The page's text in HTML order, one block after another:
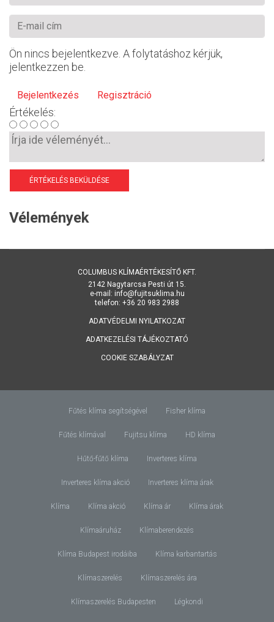
Ön nincs bejelentkezve. A folytatáshoz kérjük,
jelentkezzen be.
Bejelentkezés Regisztráció
Értékelés:
ÉRTÉKELÉS BEKÜLDÉSE
Vélemények
COLUMBUS KLÍMAÉRTÉKESÍTŐ KFT.
2142 Nagytarcsa Pesti út 15.
e-mail: info@fujitsuklima.hu
telefon: +36 20 983 2988
ADATVÉDELMI NYILATKOZAT
ADATKEZELÉSI TÁJÉKOZTATÓ
COOKIE SZABÁLYZAT
Fűtés klíma segítségével Fisher klíma
Fűtés klímával Fujitsu klíma HD klíma
Hűtő-fűtő klíma Inverteres klíma
Inverteres klíma akció Inverteres klíma árak
Klíma Klíma akció Klíma ár Klíma árak
Klímaáruház Klímaberendezés
Klíma Budapest irodáiba Klíma karbantartás
Klímaszerelés Klímaszerelés ára
Klímaszerelés Budapesten Légkondi